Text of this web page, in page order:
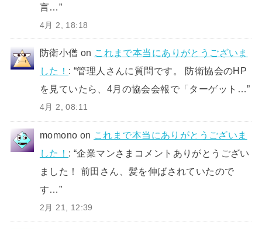
言…”
4月 2, 18:18
防衛小僧 on これまで本当にありがとうございま
した！ : “管理人さんに質問です。 防衛協会のHP
を見ていたら、4月の協会会報で「ターゲット…”
4月 2, 08:11
momono on これまで本当にありがとうございま
した！ : “企業マンさまコメントありがとうござい
ました！ 前田さん、髪を伸ばされていたので
す…”
2月 21, 12:39